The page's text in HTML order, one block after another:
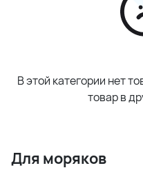
В этой категории нет
товар в
Для моряков